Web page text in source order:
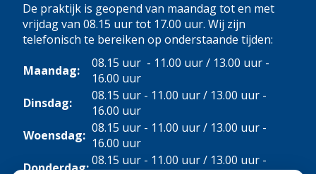
De praktijk is geopend van maandag tot en met
vrijdag van 08.15 uur tot 17.00 uur. Wij zijn
telefonisch te bereiken op onderstaande tijden:
Maandag:
08.15 uur - 11.00 uur / 13.00 uur -
16.00 uur
Dinsdag:
08.15 uur - 11.00 uur / 13.00 uur -
16.00 uur
Woensdag: 08.15 uur - 11.00 uur / 13.00 uur -
16.00 uur
Donderdag:08.15 uur - 11.00 uur / 13.00 uur -